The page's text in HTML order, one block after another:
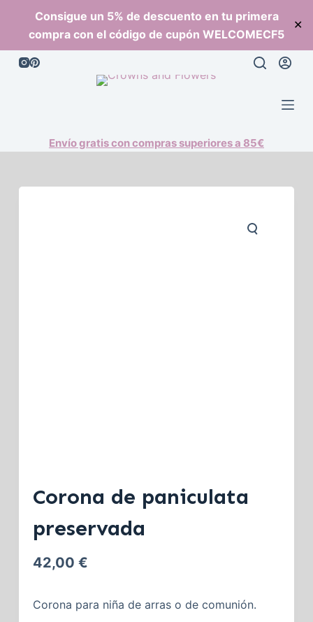
Consigue un 5% de descuento en tu primera
compra con el código de cupón WELCOMECF5
✕
l
Envío gratis con compras superiores a 85€
Corona de paniculata
preservada
42,00 €
Corona para niña de arras o de comunión.